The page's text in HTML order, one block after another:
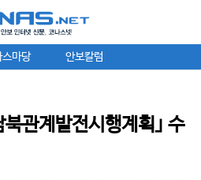
스마당 안보칼럼
관계발전시행계획｣ 수